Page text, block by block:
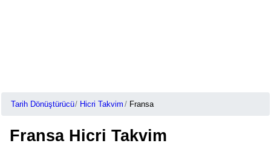
Tarih Dönüştürücü Hicri Takvim Fransa
Fransa Hicri Takvim